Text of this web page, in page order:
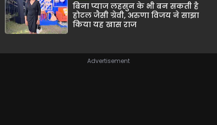
बिना प्याज लहसुन के भी बन सकती है
होटल जैसी ग्रेवी, अरुणा विजय ने साझा
किया यह खास राज
Advertisement